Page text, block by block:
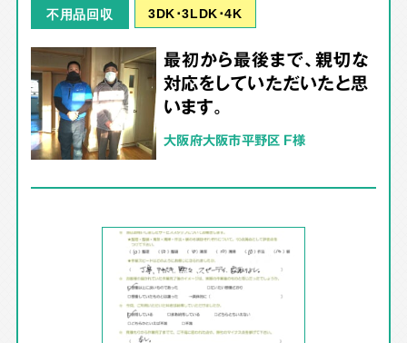
不用品回収 3DK･3LDK･4K
最初から最後まで、親切な
対応をしていただいたと思
います。
大阪府大阪市平野区 F様